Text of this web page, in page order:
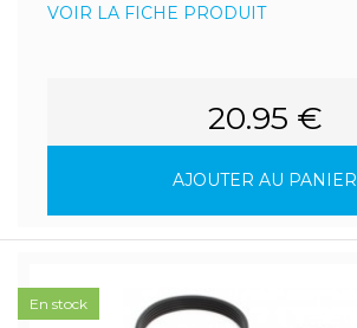
VOIR LA FICHE PRODUIT
20.95 €
AJOUTER AU PANIER
En stock